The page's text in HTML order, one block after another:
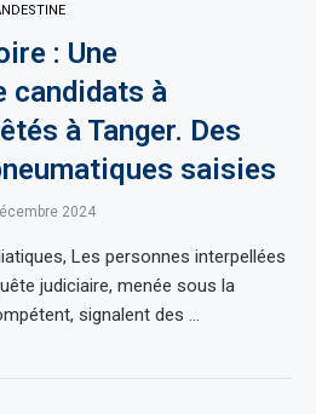
: Une
candidats à
à Tanger. Des
saisies
2024
Les personnes interpellées
judiciaire, menée sous la
signalent des …